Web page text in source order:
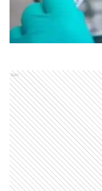
Ads